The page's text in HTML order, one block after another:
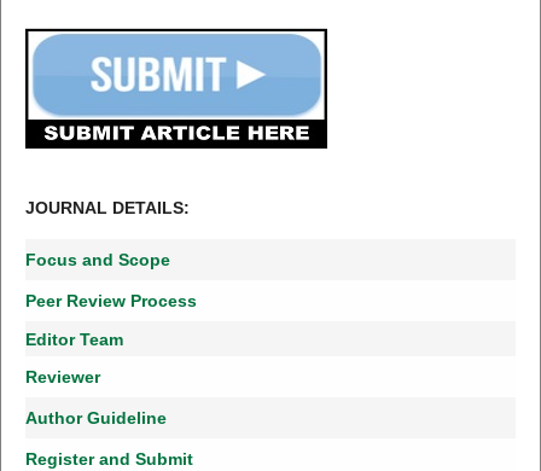
JOURNAL DETAILS:
Focus and Scope
Peer Review Process
Editor Team
Reviewer
Author Guideline
Register and Submit